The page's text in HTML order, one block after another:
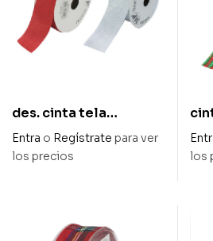
des. cinta tela
fabulous 40 mm x 10 m
Entra o Regístrate para ver
los precios
los